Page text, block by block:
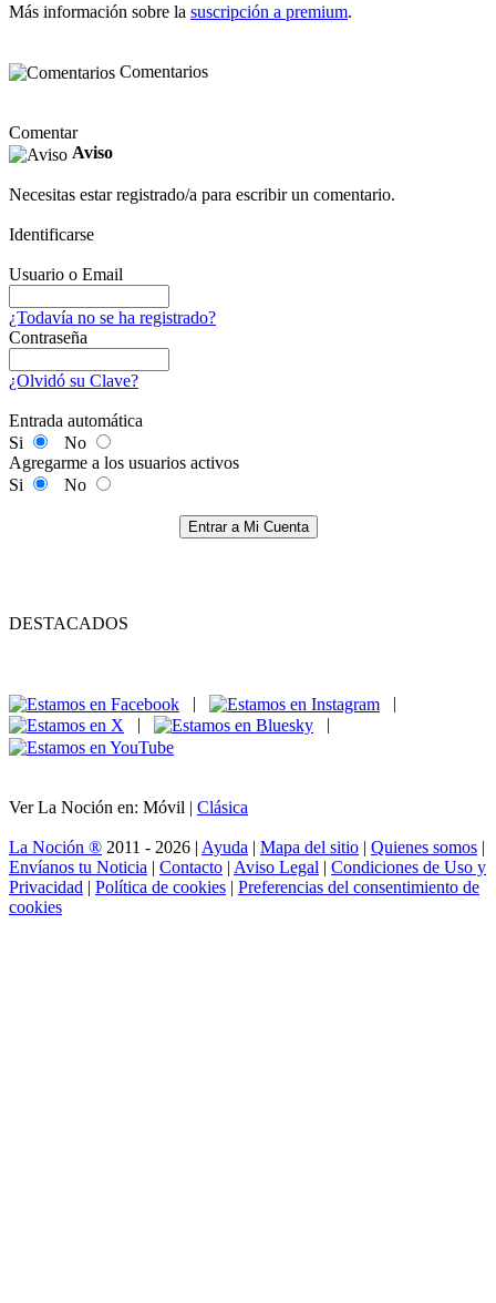
Más información sobre la suscripción a premium.
Comentarios
Comentar
Aviso
Necesitas estar registrado/a para escribir un comentario.
Identificarse
Usuario o Email
¿Todavía no se ha registrado?
Contraseña
¿Olvidó su Clave?
Entrada automática
Si
No
Agregarme a los usuarios activos
Si
No
Entrar a Mi Cuenta
DESTACADOS
|
|
|
|
Ver La Noción en: Móvil | Clásica
La Noción ® 2011 - 2026 | Ayuda | Mapa del sitio | Quienes somos |
Envíanos tu Noticia | Contacto | Aviso Legal | Condiciones de Uso y
Privacidad | Política de cookies | Preferencias del consentimiento de
cookies